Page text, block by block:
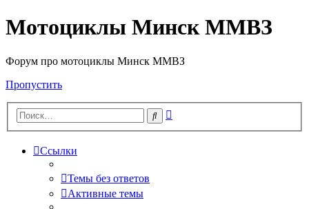
Мотоциклы Минск ММВЗ
Форум про мотоциклы Минск ММВЗ
Пропустить
Поиск
Ссылки
Темы без ответов
Активные темы